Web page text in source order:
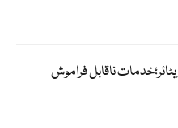
ناقابل فراموش